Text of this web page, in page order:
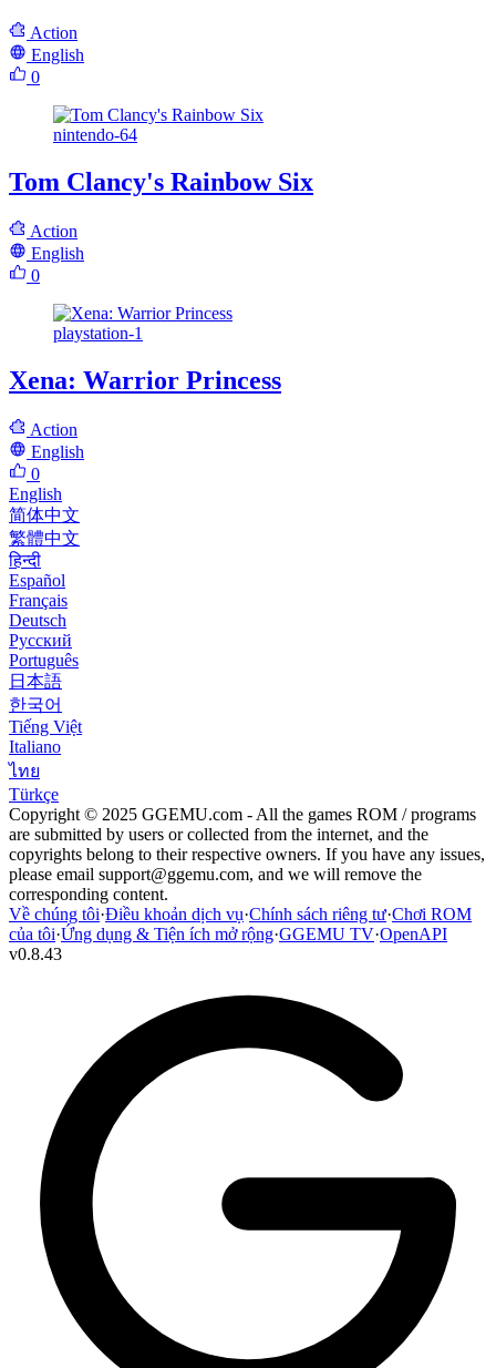
Action
English
0
nintendo-64
Tom Clancy's Rainbow Six
Action
English
0
playstation-1
Xena: Warrior Princess
Action
English
0
English
简体中文
繁體中文
हिन्दी
Español
Français
Deutsch
Русский
Português
日本語
한국어
Tiếng Việt
Italiano
ไทย
Türkçe
Copyright © 2025 GGEMU.com - All the games ROM / programs
are submitted by users or collected from the internet, and the
copyrights belong to their respective owners. If you have any issues,
please email support@ggemu.com, and we will remove the
corresponding content.
Về chúng tôi·Điều khoản dịch vụ·Chính sách riêng tư·Chơi ROM
của tôi·Ứng dụng & Tiện ích mở rộng·GGEMU TV·OpenAPI
v0.8.43